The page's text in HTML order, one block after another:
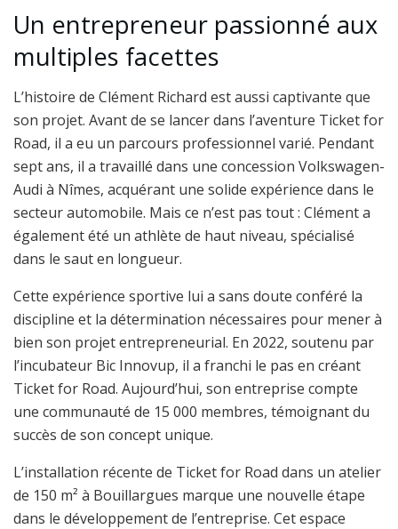
Un entrepreneur passionné aux
multiples facettes
L’histoire de Clément Richard est aussi captivante que
son projet. Avant de se lancer dans l’aventure Ticket for
Road, il a eu un parcours professionnel varié. Pendant
sept ans, il a travaillé dans une concession Volkswagen-
Audi à Nîmes, acquérant une solide expérience dans le
secteur automobile. Mais ce n’est pas tout : Clément a
également été un athlète de haut niveau, spécialisé
dans le saut en longueur.
Cette expérience sportive lui a sans doute conféré la
discipline et la détermination nécessaires pour mener à
bien son projet entrepreneurial. En 2022, soutenu par
l’incubateur Bic Innovup, il a franchi le pas en créant
Ticket for Road. Aujourd’hui, son entreprise compte
une communauté de 15 000 membres, témoignant du
succès de son concept unique.
L’installation récente de Ticket for Road dans un atelier
de 150 m² à Bouillargues marque une nouvelle étape
dans le développement de l’entreprise. Cet espace